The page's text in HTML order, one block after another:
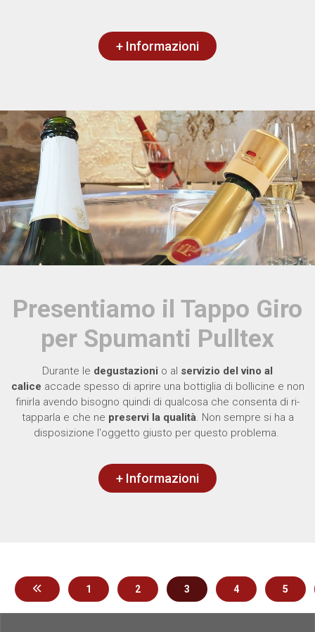
+ Informazioni
Presentiamo il Tappo Giro
per Spumanti Pulltex
Durante le degustazioni o al servizio del vino al
calice accade spesso di aprire una bottiglia di bollicine e non
finirla avendo bisogno quindi di qualcosa che consenta di ri-
tapparla e che ne preservi la qualità . Non sempre si ha a
disposizione l'oggetto giusto per questo problema.
+ Informazioni
1 2 3 4 5